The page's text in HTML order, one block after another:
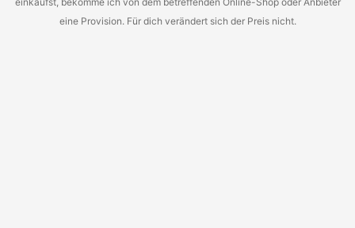
eine Provision. Für dich verändert sich der Preis nicht.